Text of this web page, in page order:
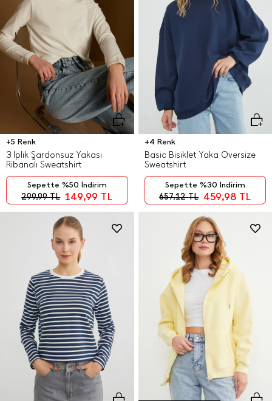
+5 Renk
3 İplik Şardonsuz Yakası
Ribanalı Sweatshirt
299,99TL 149,99 TL
Sepette %50 İndirim
+4 Renk
Basic Bisiklet Yaka Oversize
Sweatshirt
657,12TL 459,98 TL
Sepette %30 İndirim